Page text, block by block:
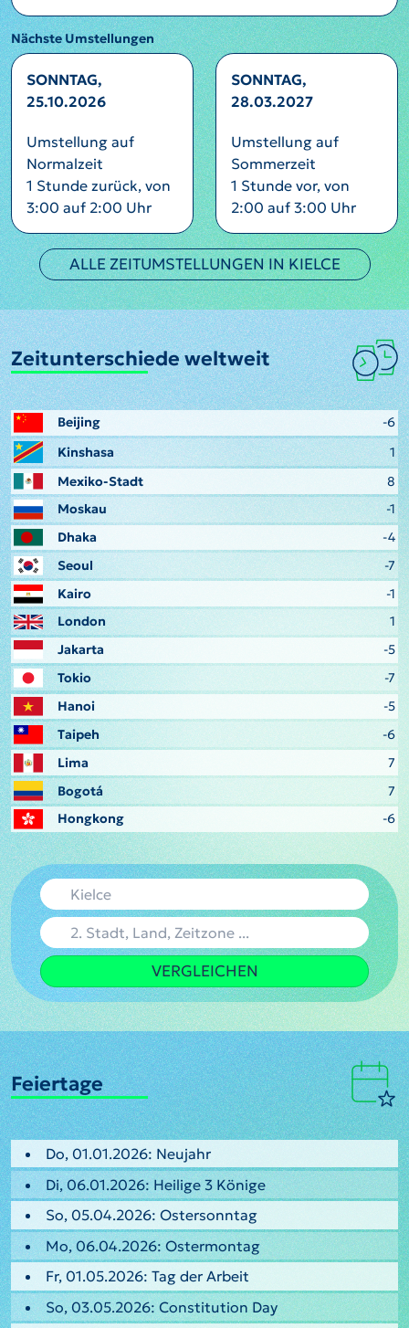
Nächste Umstellungen
SONNTAG,
25.10.2026
Umstellung auf
Normalzeit
1 Stunde zurück, von
3:00 auf 2:00 Uhr
SONNTAG,
28.03.2027
Umstellung auf
Sommerzeit
1 Stunde vor, von
2:00 auf 3:00 Uhr
ALLE ZEITUMSTELLUNGEN IN KIELCE
Zeitunterschiede weltweit
Beijing
-6
Kinshasa
1
Mexiko-Stadt
8
Moskau
-1
Dhaka
-4
Seoul
-7
Kairo
-1
London
1
Jakarta
-5
Tokio
-7
Hanoi
-5
Taipeh
-6
Lima
7
Bogotá
7
Hongkong
-6
VERGLEICHEN
Feiertage
Do, 01.01.2026: Neujahr
Di, 06.01.2026: Heilige 3 Könige
So, 05.04.2026: Ostersonntag
Mo, 06.04.2026: Ostermontag
Fr, 01.05.2026: Tag der Arbeit
So, 03.05.2026: Constitution Day